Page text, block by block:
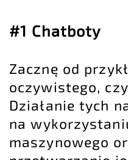
#1 Chatboty
Zacznę od
oczywistego,
Działanie tych
na
maszynowego